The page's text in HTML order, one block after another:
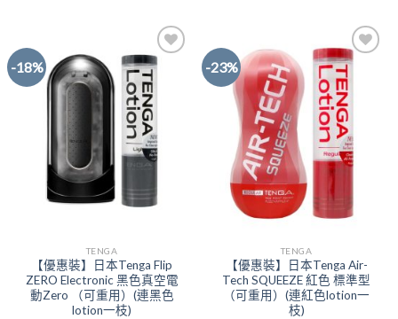
-18%
Add to
Wishlist
TENGA
【優惠裝】日本Tenga Flip
ZERO Electronic 黑色真空電
動Zero （可重用）(連黑色
lotion一枝)
-23%
Add to
Wishlist
TENGA
【優惠裝】日本Tenga Air-
Tech SQUEEZE 紅色 標準型
（可重用）(連紅色lotion一
枝)